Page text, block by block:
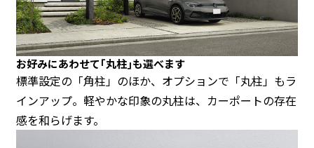
お好みにあわせて｢丸柱｣も選べます
標準設定の「角柱」のほか、オプションで「丸柱」もラ
インアップ。軽やかな印象の丸柱は、カーポートの存在
感を和らげます。